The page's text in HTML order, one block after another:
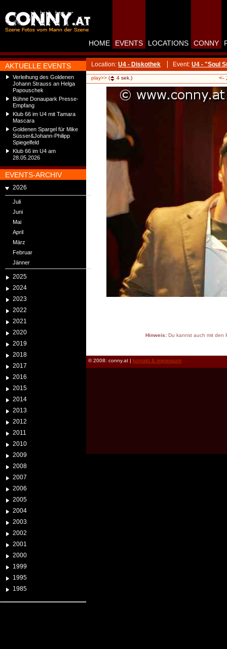
AKTUELLE EVENTS
Verleihung des Goldenen
Johann Strauss an Helga
Papouschek
Bühne Donaupark Presse-
Empfang
Klub 66 im U4 mit Tamara
Mascara
Goldenen Spargel für Mike
Süsser&Johann-Philipp
Spiegelfeld
Klub 66 im U4 am
28.05.2026
EVENTS-ARCHIV
2026
Juli
Juni
Mai
April
März
Februar
Jänner
2025
2024
2023
2022
2021
2020
2019
2018
2017
2016
2015
2014
2013
2012
2011
2010
2009
2008
2007
2006
2005
2004
2003
2002
2001
2000
1999
1995
1985
HOME EVENTS LOCATIONS CONNY
Location: U4 - Diskothek Event: U4 - "Soul
play>> ( 4 sek.) <-
Hinweis:Du kannst auch mit den
© 2008: conny.at | kontakt & impressum